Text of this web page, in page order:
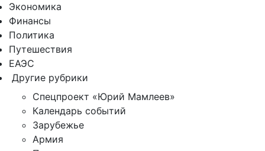
Экономика
Финансы
Политика
Путешествия
ЕАЭС
Другие рубрики
Спецпроект «Юрий Мамлеев»
Календарь событий
Зарубежье
Армия